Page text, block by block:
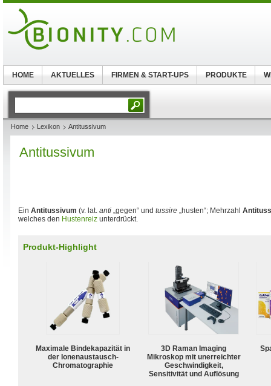
Home Lexikon Antitussivum
Antitussivum
Ein Antitussivum (v. lat. anti „gegen“ und tussire „husten“; Mehrzahl
welches den Hustenreiz unterdrückt.
Produkt-Highlight
Maximale Bindekapazität in
der Ionenaustausch-
Chromatographie
3D Raman Imaging
Mikroskop mit unerreichter
Geschwindigkeit,
Sensitivität und Auflösung
HOME AKTUELLES FIRMEN & START-UPS PRODUKTE